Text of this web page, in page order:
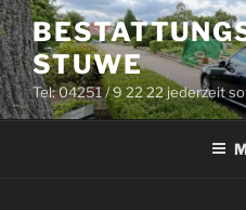
Zum
Inhalt
springenSTUWE
Tel: 04251 / 9 22 22 jederzeit